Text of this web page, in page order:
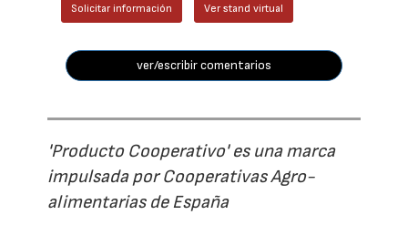
Solicitar información Ver stand virtual
ver/escribir comentarios
'Producto Cooperativo' es una marca
impulsada por Cooperativas Agro-
alimentarias de España